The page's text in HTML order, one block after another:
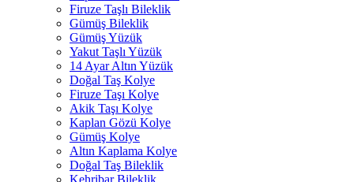
Firuze Taşlı Bileklik
Gümüş Bileklik
Gümüş Yüzük
Yakut Taşlı Yüzük
14 Ayar Altın Yüzük
Doğal Taş Kolye
Firuze Taşı Kolye
Akik Taşı Kolye
Kaplan Gözü Kolye
Gümüş Kolye
Altın Kaplama Kolye
Doğal Taş Bileklik
Kehribar Bileklik